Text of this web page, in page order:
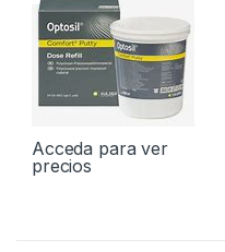
Acceda para ver
precios